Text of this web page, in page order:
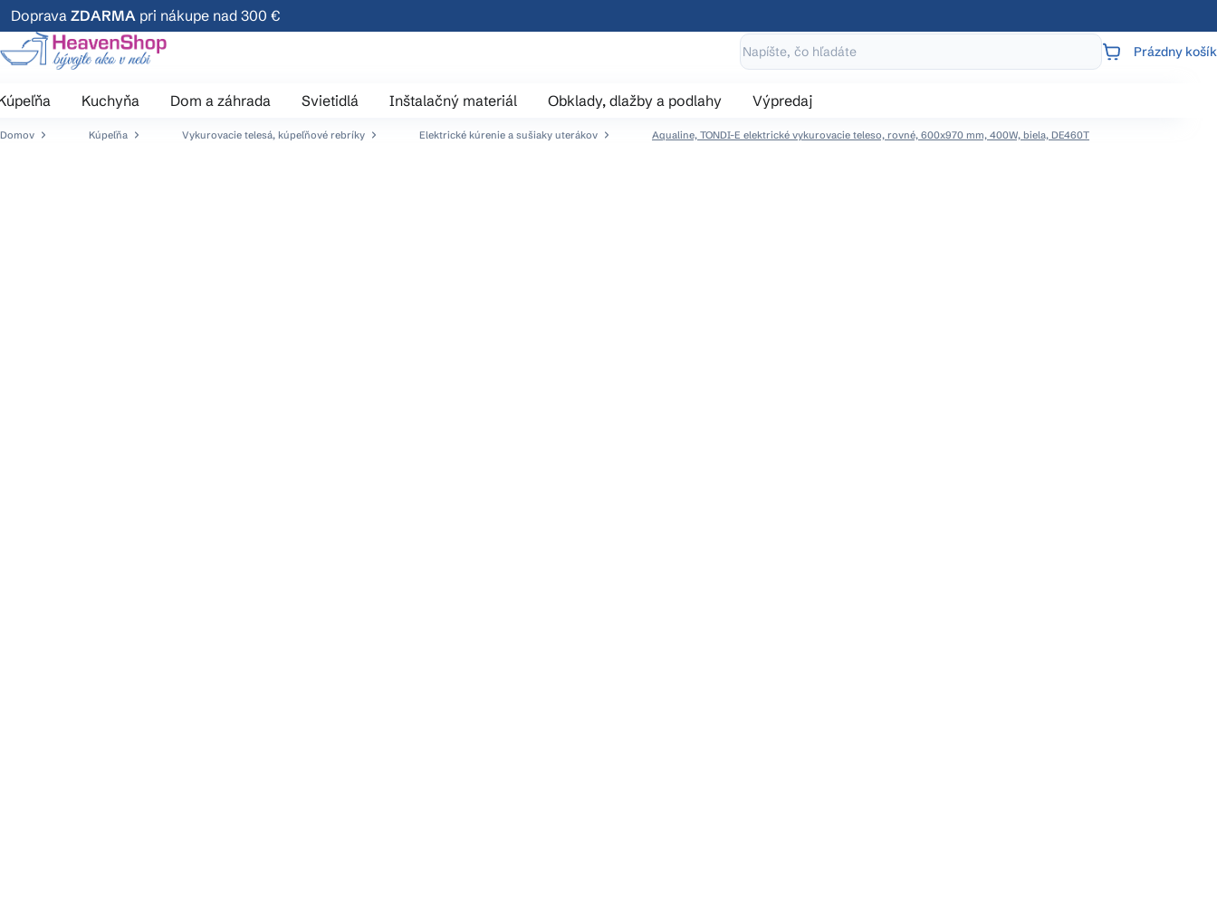
Prejsť
na
obsah
Doprava ZDARMA pri nákupe nad 300 €
NÁKUPNÝ
Prázdny košík
Kuchyňa Dom a záhrada Svietidlá Inštalačný materiál Obklady, dlažby a podlahy Výpredaj
Domov Kúpeľňa Vykurovacie telesá, kúpeľňové rebríky Elektrické kúrenie a sušiaky uterákov Aqualine, TONDI-E elektrické vykurovacie teleso, rovné, 600x970 mm, 400W, biela, DE460T